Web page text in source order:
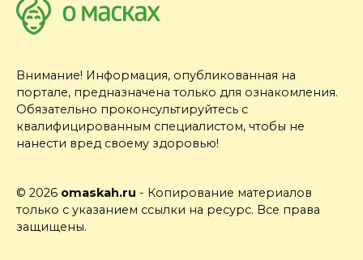
Внимание! Информация, опубликованная на
портале, предназначена только для ознакомления.
Обязательно проконсультируйтесь с
квалифицированным специалистом, чтобы не
нанести вред своему здоровью!
© 2026 omaskah.ru - Копирование материалов
только с указанием ссылки на ресурс. Все права
защищены.